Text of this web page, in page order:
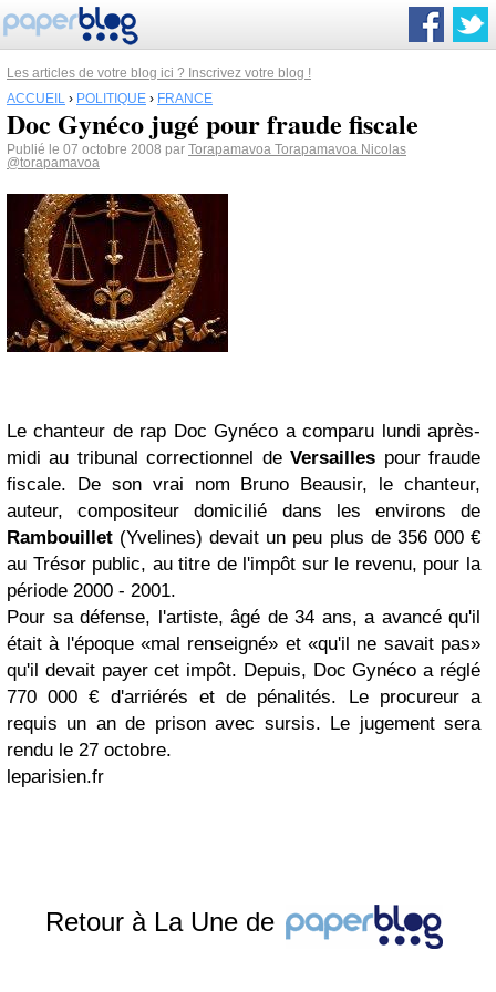
Les articles de votre blog ici ? Inscrivez votre blog !
ACCUEIL › POLITIQUE › FRANCE
Doc Gynéco jugé pour fraude fiscale
Publié le 07 octobre 2008 par Torapamavoa Torapamavoa Nicolas
@torapamavoa
Le chanteur de rap Doc Gynéco a comparu lundi après-
midi au tribunal correctionnel deVersailles pour fraude
fiscale. De son vrai nom Bruno Beausir, le chanteur,
auteur, compositeur domicilié dans les environs de
Rambouillet (Yvelines) devait un peu plus de 356 000 €
au Trésor public, au titre de l'impôt sur le revenu, pour la
période 2000 - 2001.
Pour sa défense, l'artiste, âgé de 34 ans, a avancé qu'il
était à l'époque «mal renseigné» et «qu'il ne savait pas»
qu'il devait payer cet impôt. Depuis, Doc Gynéco a réglé
770 000 € d'arriérés et de pénalités. Le procureur a
requis un an de prison avec sursis. Le jugement sera
rendu le 27 octobre.
leparisien.fr
Retour à La Une de